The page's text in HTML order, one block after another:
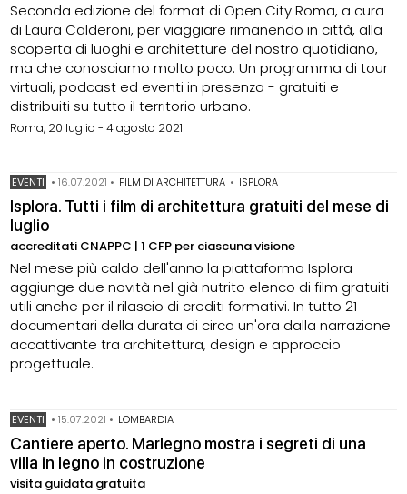
Seconda edizione del format di Open City Roma, a cura
di Laura Calderoni, per viaggiare rimanendo in città, alla
scoperta di luoghi e architetture del nostro quotidiano,
ma che conosciamo molto poco. Un programma di tour
virtuali, podcast ed eventi in presenza - gratuiti e
distribuiti su tutto il territorio urbano.
Roma, 20 luglio - 4 agosto 2021
EVENTI •16.07.2021 • FILM DI ARCHITETTURA • ISPLORA
Isplora. Tutti i film di architettura gratuiti del mese di
luglio
accreditati CNAPPC | 1 CFP per ciascuna visione
Nel mese più caldo dell'anno la piattaforma Isplora
aggiunge due novità nel già nutrito elenco di film gratuiti
utili anche per il rilascio di crediti formativi. In tutto 21
documentari della durata di circa un'ora dalla narrazione
accattivante tra architettura, design e approccio
progettuale.
EVENTI •15.07.2021 • LOMBARDIA
Cantiere aperto. Marlegno mostra i segreti di una
villa in legno in costruzione
visita guidata gratuita